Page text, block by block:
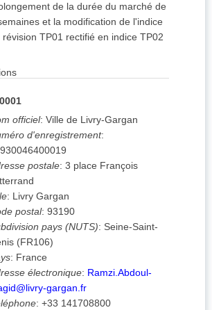
de la durée du marché de
et la modification de l'indice
révision TP01 rectifié en indice TP02
officiel: Ville de Livry-Gargan
d'enregistrement:
postale: 3 place François
: Livry Gargan
postal: 93190
pays (NUTS): Seine-Saint-
(FR106)
: France
électronique: Ramzi.Abdoul-
gargan.fr
: +33 141708800